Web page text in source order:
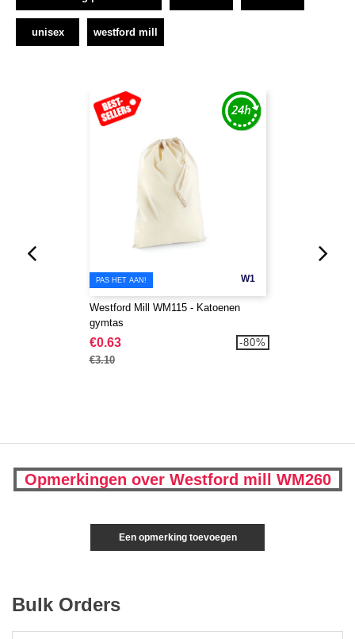
unisex westford mill
W1
PAS HET AAN!
Westford Mill WM115 - Katoenen
gymtas
€0.63
€3.10
-80%
Opmerkingen over Westford mill WM260
Een opmerking toevoegen
Bulk Orders